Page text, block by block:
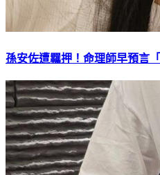
孫安佐遭羈押！命理師早預言